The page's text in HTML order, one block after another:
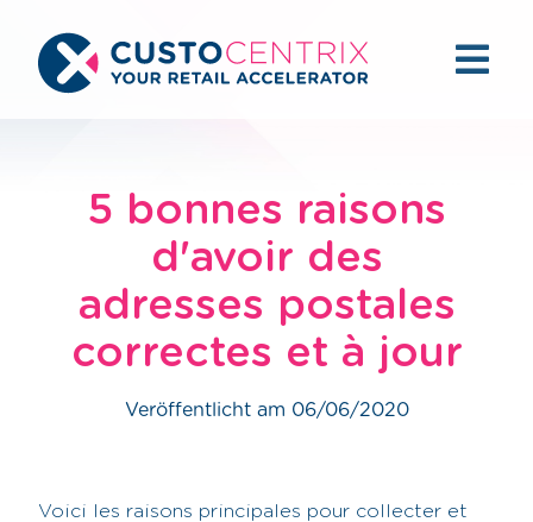
5 bonnes raisons
d'avoir des
adresses postales
correctes et à jour
Veröffentlicht am 06/06/2020
Voici les raisons principales pour collecter et